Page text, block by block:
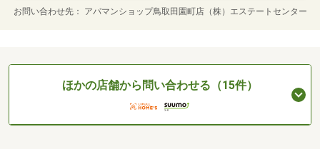
お問い合わせ先 アパマンショップ鳥取田園町店（株）エステートセンター
ほかの店舗から問い合わせる（15件）